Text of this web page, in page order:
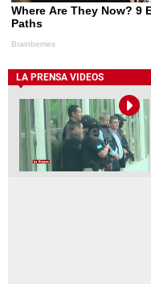
LA PRENSA VIDEOS